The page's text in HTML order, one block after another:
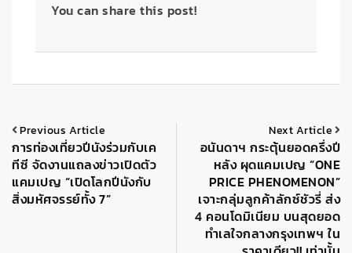
You can share this post!
Previous Article
การท่องเที่ยวปีนังร่วมกับเค
ทีซี จัดงานแถลงข่าวเปิดตัว
แคมเปญ “เปิดโลกปีนังกับ
สิ่งมหัศจรรย์ทั้ง 7”
Next Article
อนันดาฯ กระตุ้นยอดครึ่งปี
หลัง ผุดแคมเปญ “ONE
PRICE PHENOMENON”
เจาะกลุ่มลูกค้าลักซ์ชัวรี่ ส่ง
4 คอนโดมิเนียม บนสุดยอด
ทำเลใจกลางกรุงเทพฯ ใน